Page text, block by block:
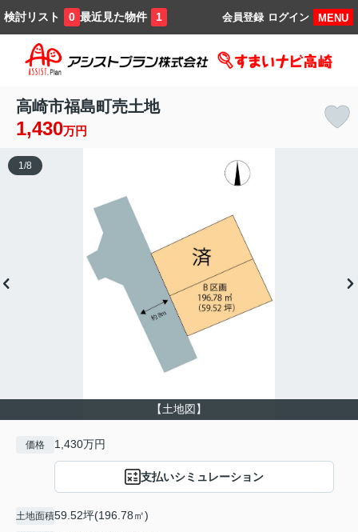
検討リスト 0 最近見た物件 1 MENU
ログイン
会員登録
高崎市福島町売土地
1,430万円
【土地図】
1 /8
価格 1,430万円
支払いシミュレーション
土地面積59.52坪(196.78㎡)